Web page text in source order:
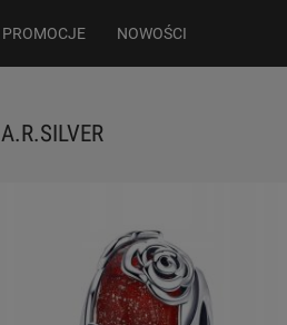
PROMOCJE NOWOŚCI
A.R.SILVER